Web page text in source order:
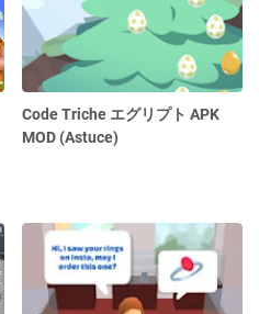
Code Triche エグリプト APK
MOD (Astuce)